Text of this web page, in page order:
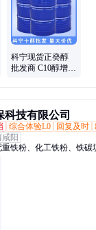
甲酯、月桂酸甲酯
科宁现货正癸醇
批发商 C10醇增塑
科技有限公司
综合体验L0 回复及时
咸阳
铁粉、化工铁粉、铁碳
套管、刚性防水套管、
、蜂窝斜管填料、盘式曝
、蜂窝活性炭、多孔悬浮
提升曝气器、滤头、聚丙
粉